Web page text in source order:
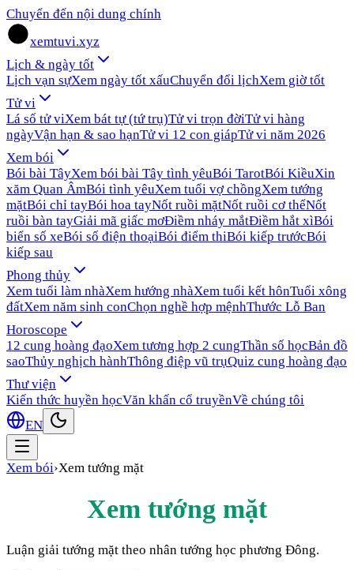
Chuyển đến nội dung chính
xemtuvi.xyz
Lịch & ngày tốt
Lịch vạn sựXem ngày tốt xấuChuyển đổi lịchXem giờ tốt
Tử vi
Lá số tử viXem bát tự (tứ trụ)Tử vi trọn đờiTử vi hàng
ngàyVận hạn & sao hạnTử vi 12 con giápTử vi năm 2026
Xem bói
Bói bài TâyXem bói bài Tây tình yêuBói TarotBói KiềuXin
xăm Quan ÂmBói tình yêuXem tuổi vợ chồngXem tướng
mặtBói chỉ tayBói hoa tayNốt ruồi mặtNốt ruồi cơ thểNốt
ruồi bàn tayGiải mã giấc mơĐiềm nháy mắtĐiềm hắt xìBói
biển số xeBói số điện thoạiBói điểm thiBói kiếp trướcBói
kiếp sau
Phong thủy
Xem tuổi làm nhàXem hướng nhàXem tuổi kết hônTuổi xông
đấtXem năm sinh conChọn nghề hợp mệnhThước Lỗ Ban
Horoscope
12 cung hoàng đạoXem tương hợp 2 cungThần số họcBản đồ
saoThủy nghịch hànhThông điệp vũ trụQuiz cung hoàng đạo
Thư viện
Kiến thức huyền họcVăn khấn cổ truyềnVề chúng tôi
EN
Xem bói›Xem tướng mặt
Xem tướng mặt
Luận giải tướng mặt theo nhân tướng học phương Đông.